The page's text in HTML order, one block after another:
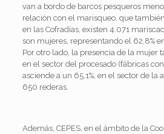
van a bordo de barcos pesqueros
relación con el marisqueo, que
en las Cofradías, existen 4.071
son mujeres, representando el 62,8%
Por otro lado, la presencia de la mujer
en el sector del procesado (fábricas
asciende a un 65,1%, en el sector de la
650 rederas.
Además, CEPES, en el ámbito de la